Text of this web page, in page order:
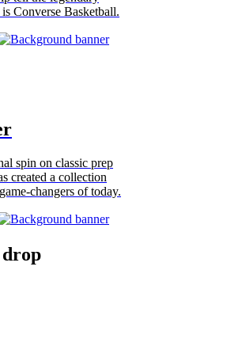
Converse Basketball.
spin on classic prep
created a collection
changers of today.
drop